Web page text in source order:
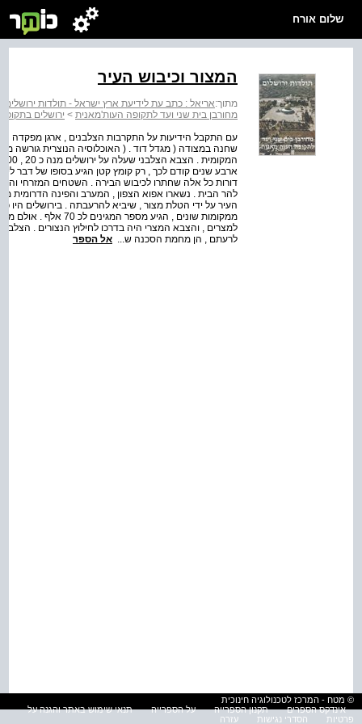
שלום אורח
המצור וכיבוש העיר
מתוך:אריאל : כתב עת לידיעת ארץ ישראל - תולדות
מחורבן בית שני ועד לתקופה העות'מאנית > ירושלים
עם התקבל הידיעות על התקרבות הצלבנים , ארגן מפקדה
שחנה במצודה ( מגדל דוד . ( האוכלוסיה הנוצרית גורשה
ארבע שנים קודם לכך , רק קומץ קטן הגיע בסופו של דבר
דורות כל אלה שחתרו לכיבוש הבירה . השטחים המזרחי
להר הבית . נשארו אפוא הצפון , המערב והפינה הדרומית
ממקומות שונים , הגיע
למצרים , והצבא המצרי היה בדרכו לחילוץ הנצורים .
לרעתם , הן מחמת הסכנה ש... אל הספר
© מטח - המרכז לטכנולוגיה חינוכית
אינדקס הספרים
תקנון הספרייה על הספרייה
תנאי שימוש באתר והגנה על
פרטיות
הסדרי נגישות עזרה